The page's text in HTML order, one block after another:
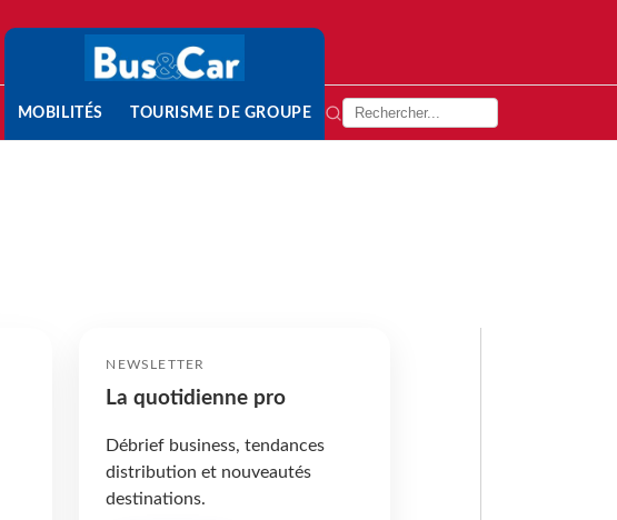
MOBILITÉS TOURISME DE GROUPE
NEWSLETTER
La quotidienne pro
Débrief business, tendances
distribution et nouveautés
destinations.